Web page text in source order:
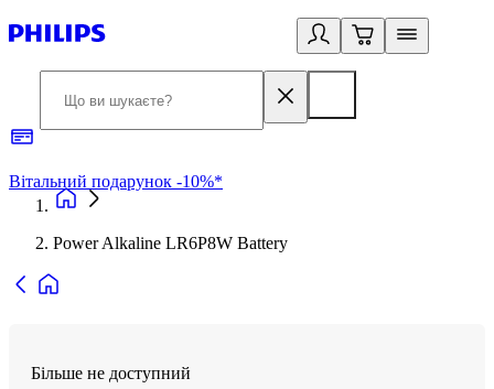
Вітальний подарунок -10%*
Power Alkaline LR6P8W Battery
Більше не доступний